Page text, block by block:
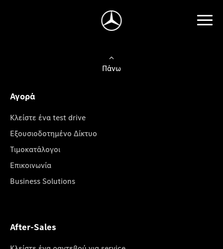
Πάνω
Αγορά
Κλείστε ένα test drive
Εξουσιοδοτημένο Δίκτυο
Τιμοκατάλογοι
Επικοινωνία
Business Solutions
After-Sales